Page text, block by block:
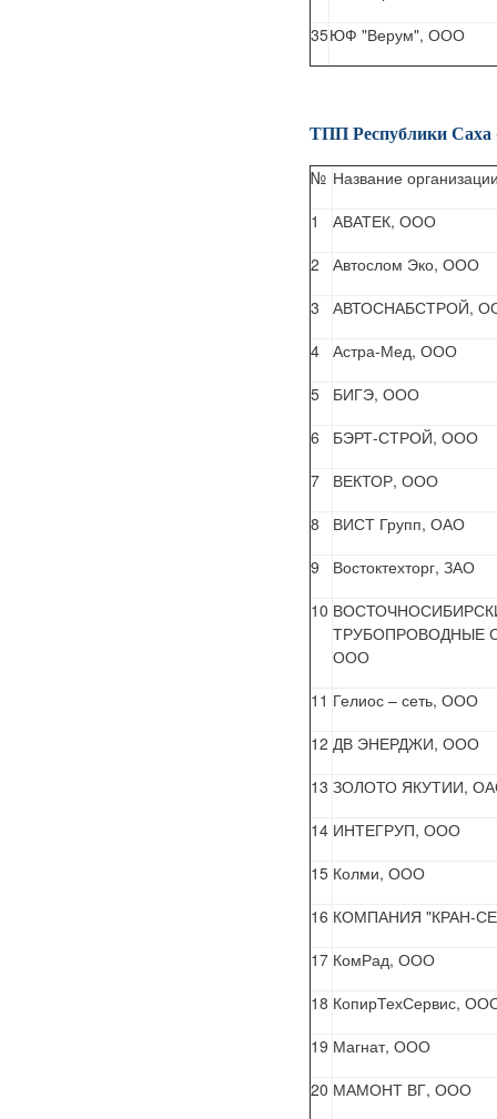
35ЮФ "Верум", ООО
ТПП Республики Саха
№ Название
1
АВАТЕК, ООО
2
Автослом Эко, ООО
3
АВТОСНАБСТРОЙ,
4 Астра-Мед, ООО
5
БИГЭ, ООО
6
БЭРТ-СТРОЙ, ООО
7
ВЕКТОР, ООО
8
ВИСТ Групп, ОАО
9
Востоктехторг, ЗАО
10
ТРУБОПРОВОДНЫЕ
ООО
11 Гелиос – сеть, ООО
12 ДВ ЭНЕРДЖИ, ООО
13 ЗОЛОТО ЯКУТИИ,
14 ИНТЕГРУП, ООО
15 Колми, ООО
16 КОМПАНИЯ "КРАН-
17 КомРад, ООО
18 КопирТехСервис,
19 Магнат, ООО
20 МАМОНТ ВГ, ООО